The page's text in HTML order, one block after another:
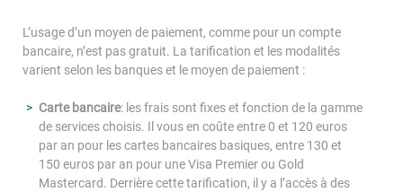
L’usage d’un moyen de paiement, comme pour un compte
bancaire, n’est pas gratuit. La tarification et les modalités
varient selon les banques et le moyen de paiement :
Carte bancaire: les frais sont fixes et fonction de la gamme
de services choisis. Il vous en coûte entre 0 et 120 euros
par an pour les cartes bancaires basiques, entre 130 et
150 euros par an pour une Visa Premier ou Gold
Mastercard. Derrière cette tarification, il y a l’accès à des